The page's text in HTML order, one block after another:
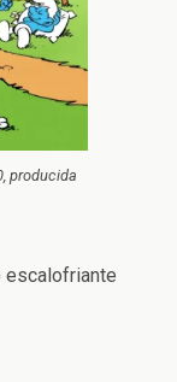
producida
escalofriante